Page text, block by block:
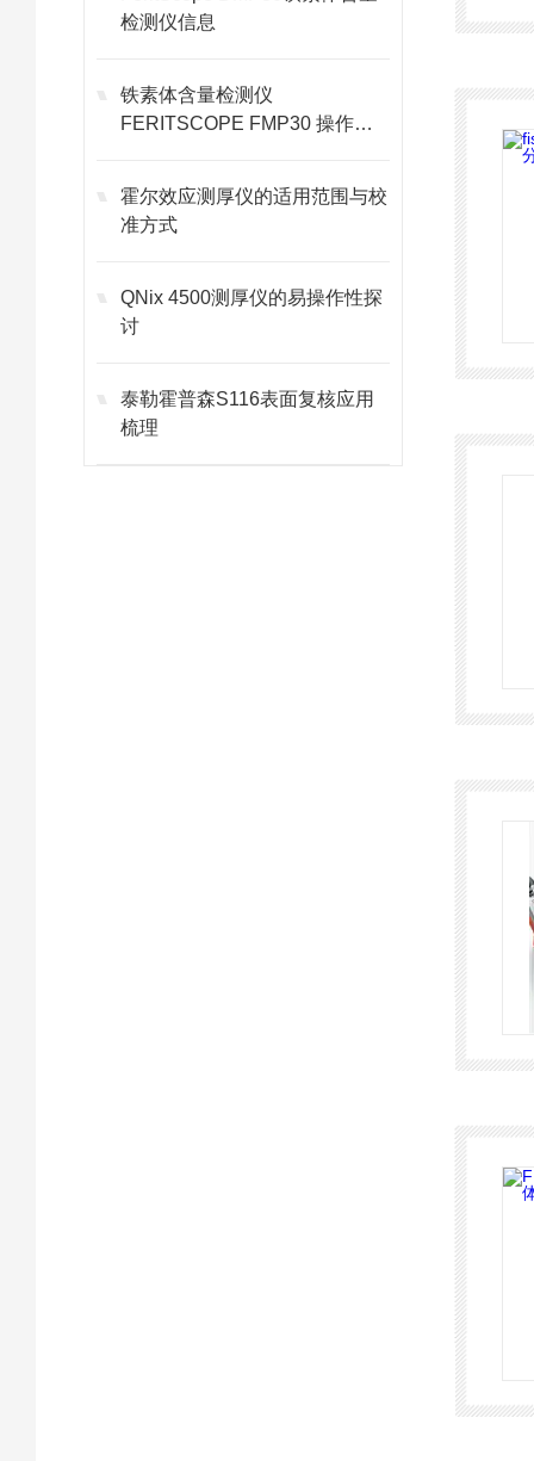
检测仪信息
铁素体含量检测仪
FERITSCOPE FMP30 操作方
霍尔效应测厚仪的适用范围与校
准方式
QNix 4500测厚仪的易操作性探
讨
泰勒霍普森S116表面复核应用
梳理